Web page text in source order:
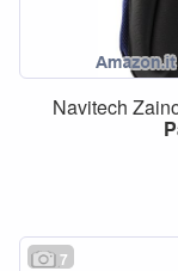
Navitech
7